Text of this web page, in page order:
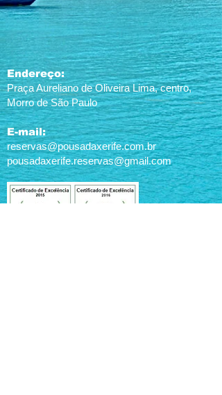
Endereço:
Praça Aureliano de Oliveira Lima, centro,
Morro de São Paulo
E-mail:
reservas@pousadaxerife.com.br
pousadaxerife.reservas@gmail.com